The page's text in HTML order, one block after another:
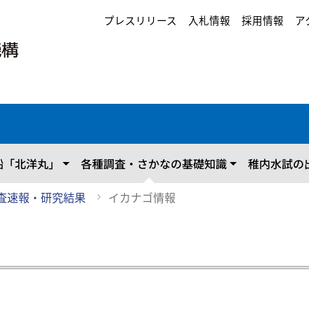
プレスリリース 入札情報 採用情報 ア
北洋丸」 各種調査・さかなの基礎知識
稚内水試の
速報・研究結果 イカナゴ情報